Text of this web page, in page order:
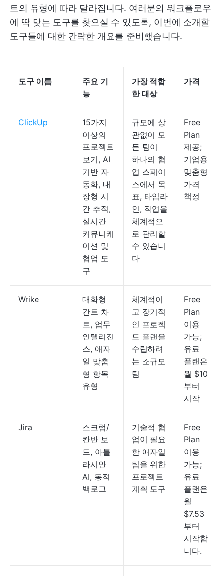
트의 유형에 따라 달라집니다. 여러분의 워크플로우
에 딱 맞는 도구를 찾으실 수 있도록, 이번에 소개할
도구들에 대한 간략한 개요를 준비했습니다.
도구 이름
주요 기
능
가장 적합
한 대상
가격
ClickUp
15가지
이상의
프로젝트
보기, AI
기반 자
동화, 내
장형 시
간 추적,
실시간
커뮤니케
이션 및
협업 도
구
규모에 상
관없이 모
든 팀이
하나의 협
업 스페이
스에서 목
표, 타임라
인, 작업을
체계적으
로 관리할
수 있습니
다
Free
Plan
제공;
기업용
맞춤형
가격
책정
Wrike
대화형
간트 차
트, 업무
인텔리전
스, 애자
일 맞춤
형 항목
유형
체계적이
고 장기적
인 프로젝
트 플랜을
수립하려
는 소규모
팀
Free
Plan
이용
가능;
유료
플랜은
월 $10
부터
시작
Jira
스크럼/
칸반 보
드, 아틀
라시안
AI, 동적
백로그
기술적 협
업이 필요
한 애자일
팀을 위한
프로젝트
계획 도구
Free
Plan
이용
가능;
유료
플랜은
월
$7.53
부터
시작합
니다.